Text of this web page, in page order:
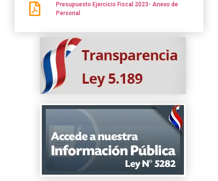
Presupuesto Ejercicio Fiscal 2023- Anexo de
Personal